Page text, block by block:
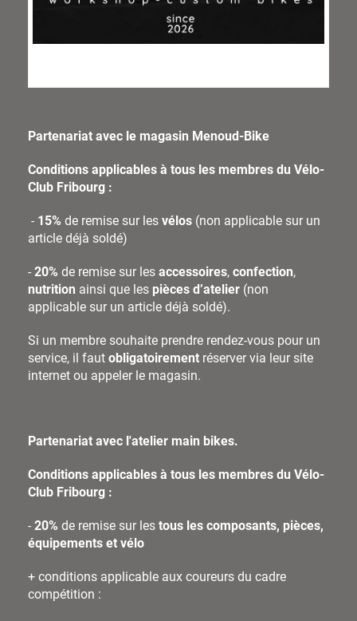
Partenariat avec le magasin Menoud-Bike
Conditions applicables à tous les membres du Vélo-
Club Fribourg :
- 15% de remise sur les vélos (non applicable sur un
article déjà soldé)
- 20% de remise sur les accessoires, confection,
nutrition ainsi que les pièces d’atelier (non
applicable sur un article déjà soldé).
Si un membre souhaite prendre rendez-vous pour un
service, il faut obligatoirement réserver via leur site
internet ou appeler le magasin.
Partenariat avec l'atelier main bikes.
Conditions applicables à tous les membres du Vélo-
Club Fribourg :
- 20% de remise sur les tous les composants, pièces,
équipements et vélo
+ conditions applicable aux coureurs du cadre
compétition :